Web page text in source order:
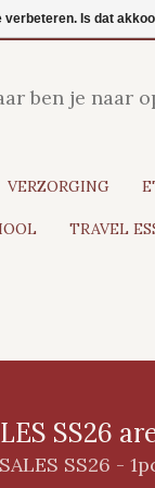
VERZORGING
TRAVEL
SS26
SS26 -
verbeteren. Is dat